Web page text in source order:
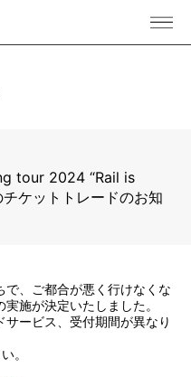
tour 2024 “Rail is
ケットトレードのお知
、ご都合が悪く行けなくな
施が決定いたしました。
ービス、受付期間が異なり
。